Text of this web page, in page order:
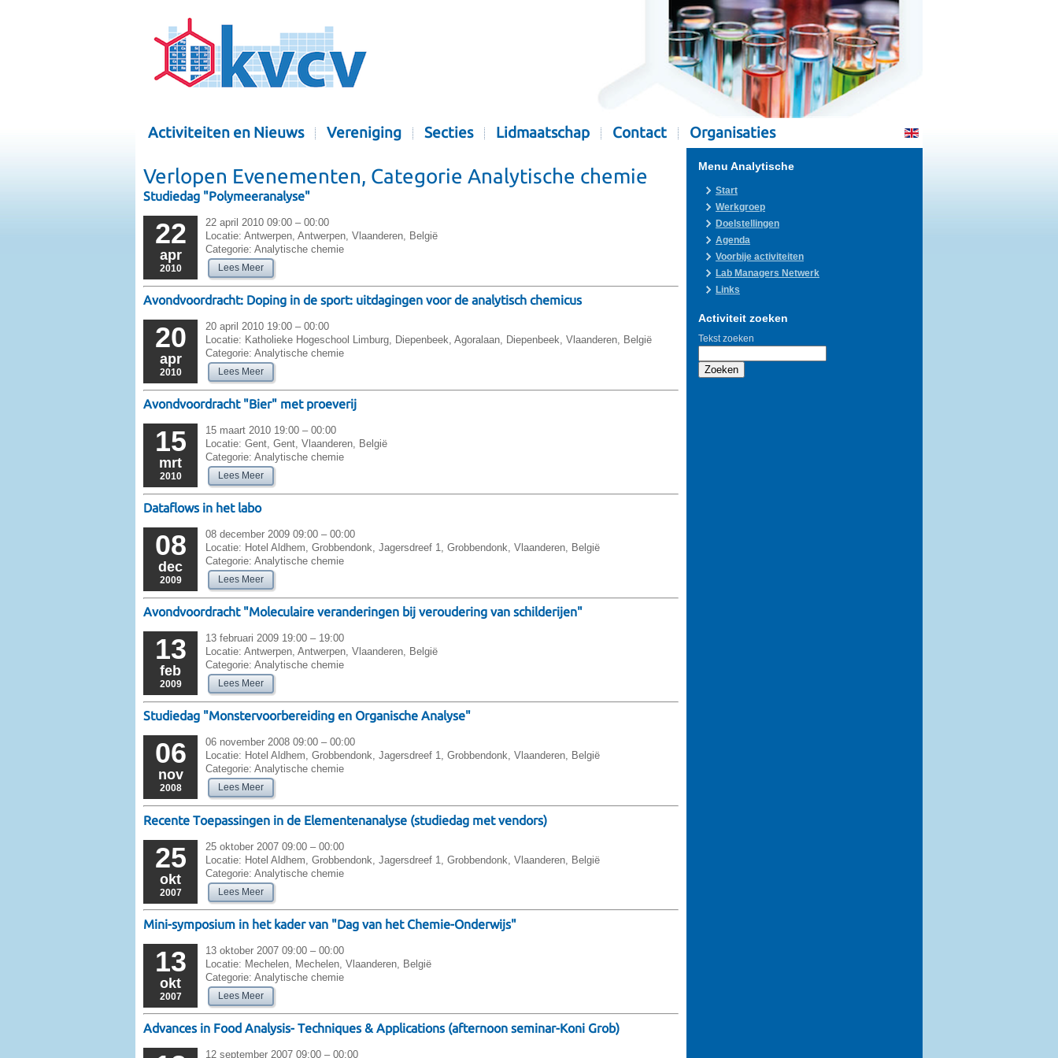
Activiteiten en Nieuws Vereniging Secties Lidmaatschap Contact Organisaties
Verlopen Evenementen, Categorie Analytische chemie
Studiedag "Polymeeranalyse"
22
apr
2010
22 april 2010 09:00 – 00:00
Locatie: Antwerpen, Antwerpen, Vlaanderen, België
Categorie: Analytische chemie
Lees Meer
Avondvoordracht: Doping in de sport: uitdagingen voor de analytisch chemicus
20
apr
2010
20 april 2010 19:00 – 00:00
Locatie: Katholieke Hogeschool Limburg, Diepenbeek, Agoralaan, Diepenbeek, Vlaanderen, België
Categorie: Analytische chemie
Lees Meer
Avondvoordracht "Bier" met proeverij
15
mrt
2010
15 maart 2010 19:00 – 00:00
Locatie: Gent, Gent, Vlaanderen, België
Categorie: Analytische chemie
Lees Meer
Dataflows in het labo
08
dec
2009
08 december 2009 09:00 – 00:00
Locatie: Hotel Aldhem, Grobbendonk, Jagersdreef 1, Grobbendonk, Vlaanderen, België
Categorie: Analytische chemie
Lees Meer
Avondvoordracht "Moleculaire veranderingen bij veroudering van schilderijen"
13
feb
2009
13 februari 2009 19:00 – 19:00
Locatie: Antwerpen, Antwerpen, Vlaanderen, België
Categorie: Analytische chemie
Lees Meer
Studiedag "Monstervoorbereiding en Organische Analyse"
06
nov
2008
06 november 2008 09:00 – 00:00
Locatie: Hotel Aldhem, Grobbendonk, Jagersdreef 1, Grobbendonk, Vlaanderen, België
Categorie: Analytische chemie
Lees Meer
Recente Toepassingen in de Elementenanalyse (studiedag met vendors)
25
okt
2007
25 oktober 2007 09:00 – 00:00
Locatie: Hotel Aldhem, Grobbendonk, Jagersdreef 1, Grobbendonk, Vlaanderen, België
Categorie: Analytische chemie
Lees Meer
Mini-symposium in het kader van "Dag van het Chemie-Onderwijs"
13
okt
2007
13 oktober 2007 09:00 – 00:00
Locatie: Mechelen, Mechelen, Vlaanderen, België
Categorie: Analytische chemie
Lees Meer
Advances in Food Analysis- Techniques & Applications (afternoon seminar-Koni Grob)
12 september 2007 09:00 – 00:00
Menu Analytische
Start
Werkgroep
Doelstellingen
Agenda
Voorbije activiteiten
Lab Managers Netwerk
Links
Activiteit zoeken
Tekst zoeken
Zoeken